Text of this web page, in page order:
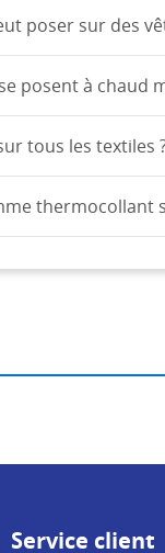
poser sur des
posent à chaud
tous les textiles
thermocollant
Service client
Créer une liste